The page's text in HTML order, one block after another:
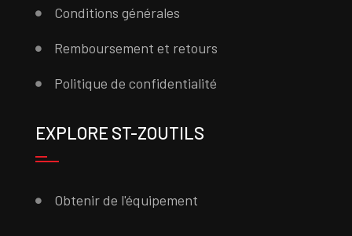
Conditions générales
Remboursement et retours
Politique de confidentialité
EXPLORE ST-ZOUTILS
Obtenir de l'équipement